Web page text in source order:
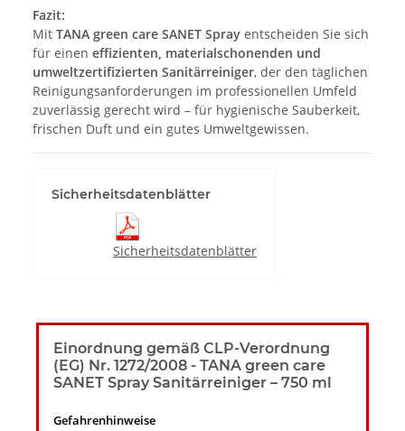
Fazit:
Mit TANA green care SANET Spray entscheiden Sie sich
für einen effizienten, materialschonenden und
umweltzertifizierten Sanitärreiniger, der den täglichen
Reinigungsanforderungen im professionellen Umfeld
zuverlässig gerecht wird – für hygienische Sauberkeit,
frischen Duft und ein gutes Umweltgewissen.
Sicherheitsdatenblätter
Sicherheitsdatenblätter
Einordnung gemäß CLP-Verordnung
(EG) Nr. 1272/2008 - TANA green care
SANET Spray Sanitärreiniger – 750 ml
Gefahrenhinweise